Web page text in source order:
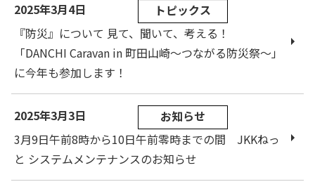
2025年3月4日
トピックス
『防災』について 見て、聞いて、考える！
「DANCHI Caravan in 町田山崎～つながる防災祭～」
に今年も参加します！
2025年3月3日
お知らせ
3月9日午前8時から10日午前零時までの間 JKKねっ
と システムメンテナンスのお知らせ